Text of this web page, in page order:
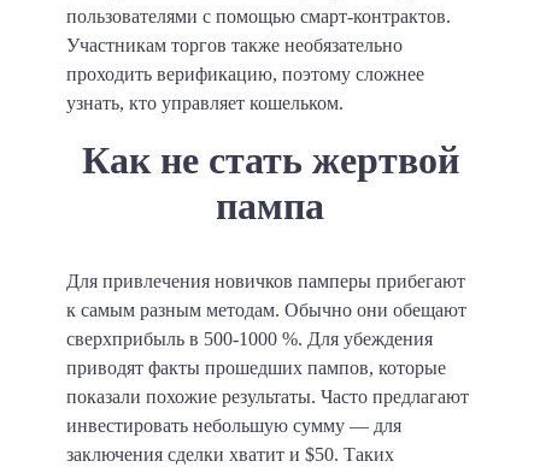
пользователями с помощью смарт-контрактов.
Участникам торгов также необязательно
проходить верификацию, поэтому сложнее
узнать, кто управляет кошельком.
Как не стать жертвой
пампа
Для привлечения новичков памперы прибегают
к самым разным методам. Обычно они обещают
сверхприбыль в 500-1000 %. Для убеждения
приводят факты прошедших пампов, которые
показали похожие результаты. Часто предлагают
инвестировать небольшую сумму — для
заключения сделки хватит и $50. Таких